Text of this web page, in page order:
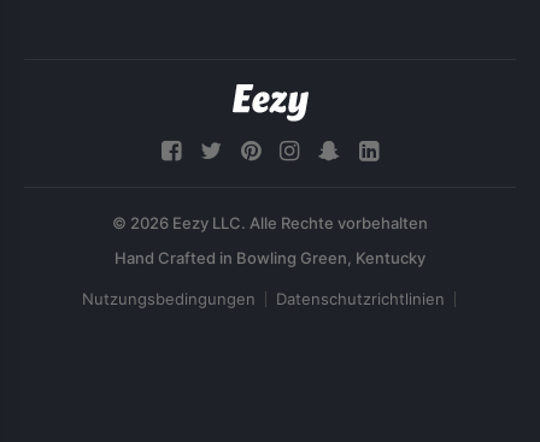
© 2026 Eezy LLC. Alle Rechte vorbehalten
Nutzungsbedingungen Datenschutzrichtlinien